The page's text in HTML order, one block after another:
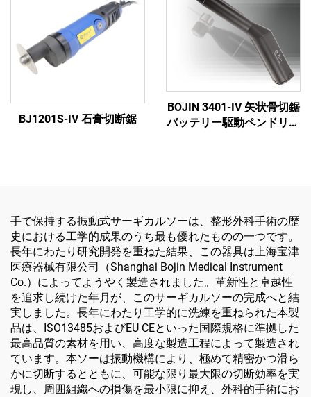
BJ1201S-IV 石膏切断鋸
BOJIN 3401-IV 矢状骨切鋸
バッテリー駆動ペンドリル
手で保持する振動式サーギカルソーは、整形外科手術の歴
史における工学的成果のうち最も優れたものの一つです。
長年にわたり研究開発を重ねた結果、この器具は上海宝津
医療器械有限公司（Shanghai Bojin Medical Instrument
Co.）によってようやく製造されました。革新性と卓越性
を追求し続けた年月が、このサーギカルソーの完成へと結
実しました。長年にわたり工学的に洗練を重ねられた本製
品は、ISO13485およびEU CEといった国際規格に準拠した
最高品質の素材を用い、高度な製造工程によって製造され
ています。本ソーは振動機構により、極めて精密かつ滑ら
かに切断するとともに、可能な限り最大限の切断効率を実
現し、周囲組織への損傷を最小限に抑え、外科的手術にお